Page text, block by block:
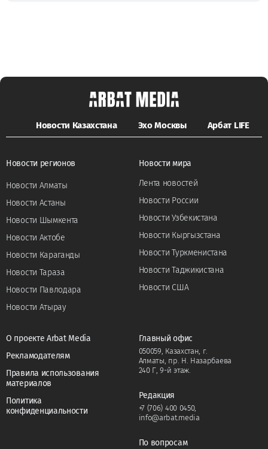
Новости Казахстана Эхо Москвы Арбат LIFE
Новости регионов
Новости Алматы
Новости Астаны
Новости Шымкента
Новости Актобе
Новости Караганды
Новости Тараза
Новости Павлодара
Новости Атырау
Новости мира
Лента новостей
Новости России
Новости Узбекистана
Новости Кыргызстана
Новости Туркменистана
Новости Таджикистана
Новости США
О проекте Arbat Media
Рекламодателям
Правила использования
материалов
Политика
конфиденциальности
Главный офис
050059, Казахстан, г.
Алматы, пр. Н. Назарбаева
240 Г, 9-й этаж.
Редакция
+7 (706) 400 0450,
info@arbat.media
По вопросам